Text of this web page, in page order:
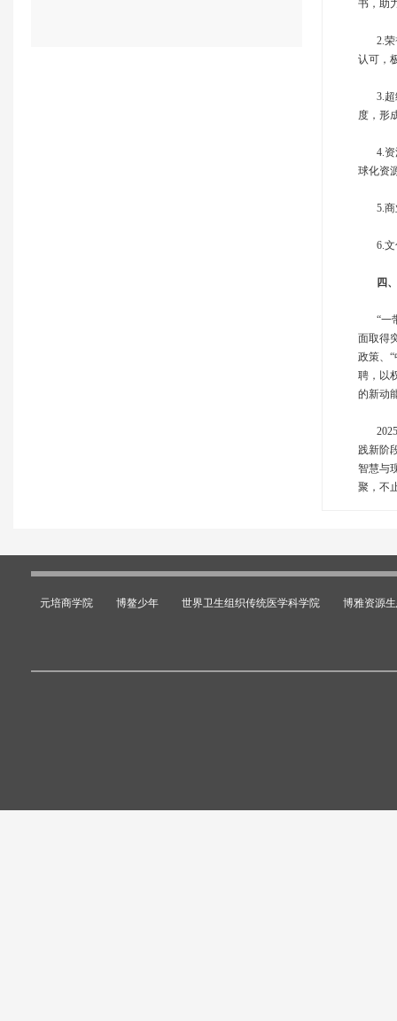
书，助
2.荣
认可，
3.超
度，形
4.资
球化资
5.商
6.文
四
“一带
面取得
政策、
聘，以
的新动
2025
践新阶
智慧与
聚，不
元培商学院 博鳌少年 世界卫生组织传统医学科学院 博雅资源